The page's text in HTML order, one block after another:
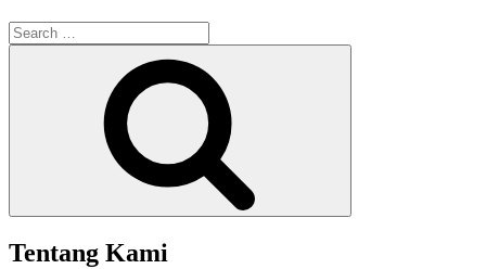
Search
for:
Tentang Kami